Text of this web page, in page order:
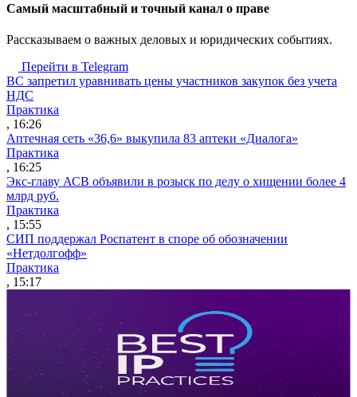
Cамый масштабный и точный канал о праве
Рассказываем о важных деловых и юридических событиях.
Перейти в Telegram
ВС запретил уравнивать цены участников закупок без учета
НДС
Практика
, 16:26
Аптечная сеть «36,6» выкупила 83 аптеки «Диалога»
Практика
, 16:25
Экс-главу АСВ объявили в розыск по делу о хищении более 4
млрд руб.
Практика
, 15:55
СИП поддержал Роспатент в споре об обозначении
«Нетдолгофф»
Практика
, 15:17